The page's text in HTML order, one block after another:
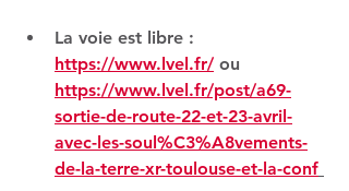
La voie est libre :
https://www.lvel.fr/ ou
https://www.lvel.fr/post/a69-
sortie-de-route-22-et-23-avril-
avec-les-soul%C3%A8vements-
de-la-terre-xr-toulouse-et-la-conf